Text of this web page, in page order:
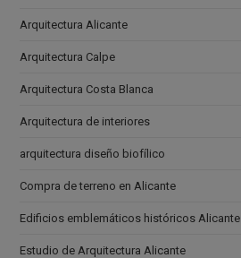
Arquitectura Alicante
Arquitectura Calpe
Arquitectura Costa Blanca
Arquitectura de interiores
arquitectura diseño biofílico
Compra de terreno en Alicante
Edificios emblemáticos históricos Alicante
Estudio de Arquitectura Alicante